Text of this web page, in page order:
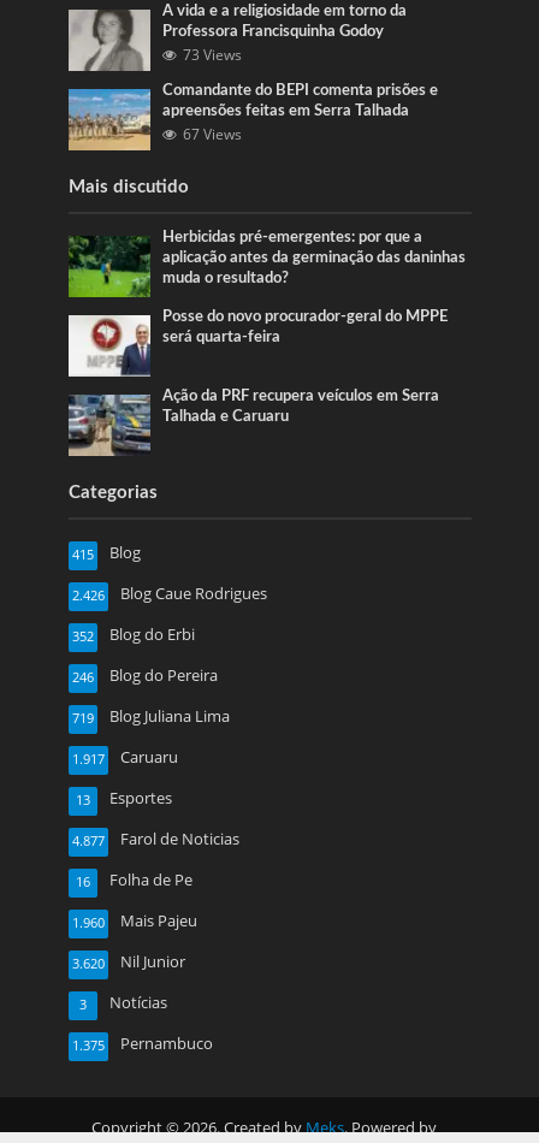
A vida e a religiosidade em torno da
Professora Francisquinha Godoy
73 Views
Comandante do BEPI comenta prisões e
apreensões feitas em Serra Talhada
67 Views
Mais discutido
Herbicidas pré-emergentes: por que a
aplicação antes da germinação das daninhas
muda o resultado?
Posse do novo procurador-geral do MPPE
será quarta-feira
Ação da PRF recupera veículos em Serra
Talhada e Caruaru
Categorias
Blog
415
Blog Caue Rodrigues
2.426
Blog do Erbi
352
Blog do Pereira
246
Blog Juliana Lima
719
Caruaru
1.917
Esportes
13
Farol de Noticias
4.877
Folha de Pe
16
Mais Pajeu
1.960
Nil Junior
3.620
Notícias
3
Pernambuco
1.375
Copyright © 2026. Created byMeks. Powered by